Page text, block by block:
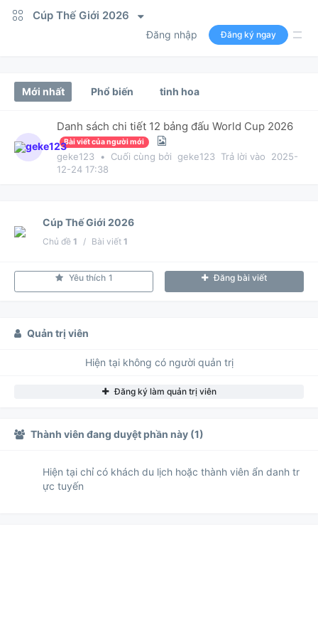
Cúp Thế Giới 2026
Đăng nhập Đăng ký ngay
Mới nhất Phổ biến tinh hoa
Danh sách chi tiết 12 bảng đấu World Cup 2026
Bài viết của người mới
geke123 • Cuối cùng bởi geke123 Trả lời vào
2025-
12-24 17:38
Cúp Thế Giới 2026
Chủ đề 1 / Bài viết 1
Yêu thích 1 Đăng bài viết
Quản trị viên
Hiện tại không có người quản trị
Đăng ký làm quản trị viên
Thành viên đang duyệt phần này (1)
Hiện tại chỉ có khách du lịch hoặc thành viên ẩn danh tr
ực tuyến